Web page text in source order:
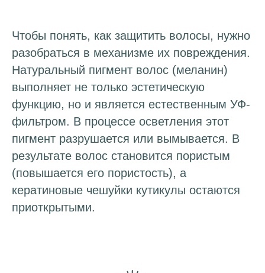
Чтобы понять, как защитить волосы, нужно
разобраться в механизме их повреждения.
Натуральный пигмент волос (меланин)
выполняет не только эстетическую
функцию, но и является естественным УФ-
фильтром. В процессе осветления этот
пигмент разрушается или вымывается. В
результате волос становится пористым
(повышается его пористость), а
кератиновые чешуйки кутикулы остаются
приоткрытыми.